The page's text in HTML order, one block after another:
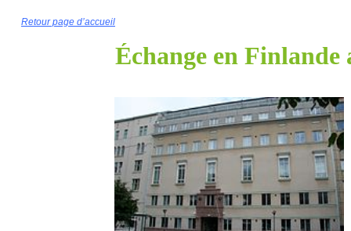
Échange en Finlande
Retour page d’accueil